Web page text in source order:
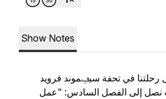
Show Notes
رحلتنا في تحفة سيݠموند فرويد
نصل إلى الفصل السادس: "عمل